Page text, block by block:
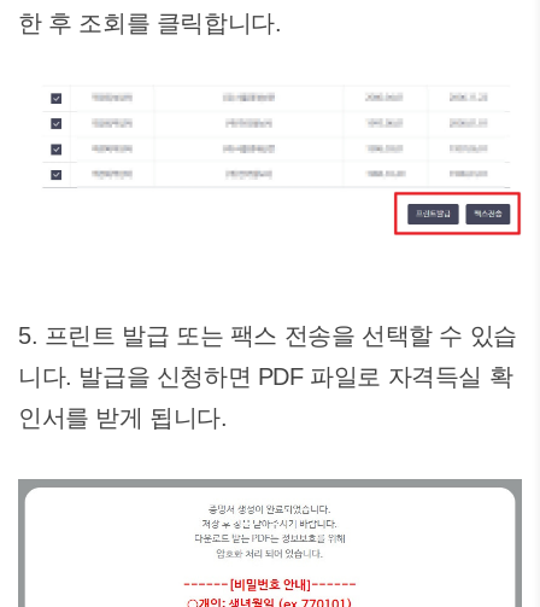
한 후 조회를 클릭합니다.
5. 프린트 발급 또는 팩스 전송을 선택할 수 있습
니다. 발급을 신청하면 PDF 파일로 자격득실 확
인서를 받게 됩니다.